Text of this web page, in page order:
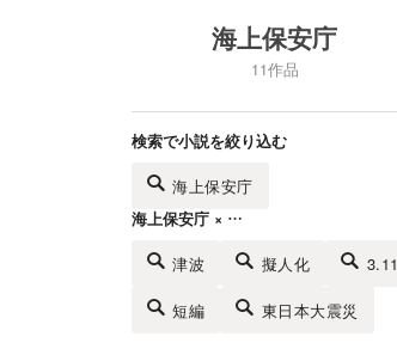
海上保安庁
11作品
検索で小説を絞り込む
海上保安庁
海上保安庁 × …
津波 擬人化 3.11
短編 東日本大震災